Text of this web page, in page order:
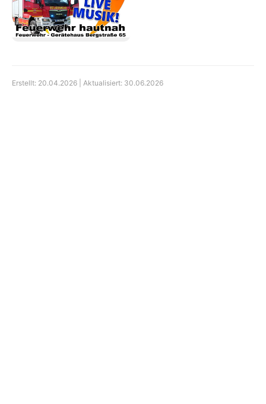
Erstellt: 20.04.2026 | Aktualisiert: 30.06.2026